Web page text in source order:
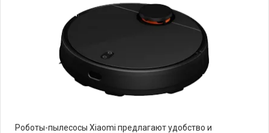
Роботы-пылесосы Xiaomi предлагают удобство и